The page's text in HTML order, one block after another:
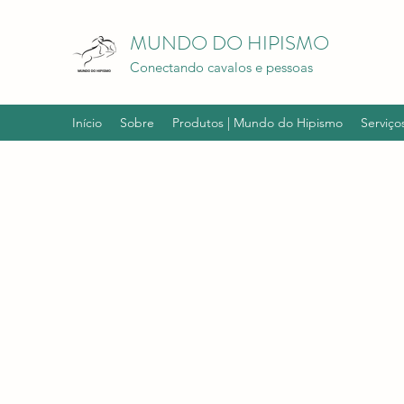
MUNDO DO HIPISMO
Conectando cavalos e pessoas
Início Sobre Produtos | Mundo do Hipismo